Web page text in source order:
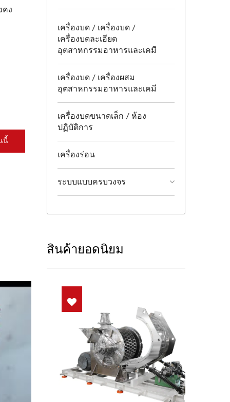
คง
นี้
เครื่องบด / เครื่องบด /
เครื่องบดละเอียด
อุตสาหกรรมอาหารและเคมี
เครื่องบด / เครื่องผสม
อุตสาหกรรมอาหารและเคมี
เครื่องบดขนาดเล็ก / ห้อง
ปฏิบัติการ
เครื่องร่อน
ระบบแบบครบวงจร
สินค้ายอดนิยม